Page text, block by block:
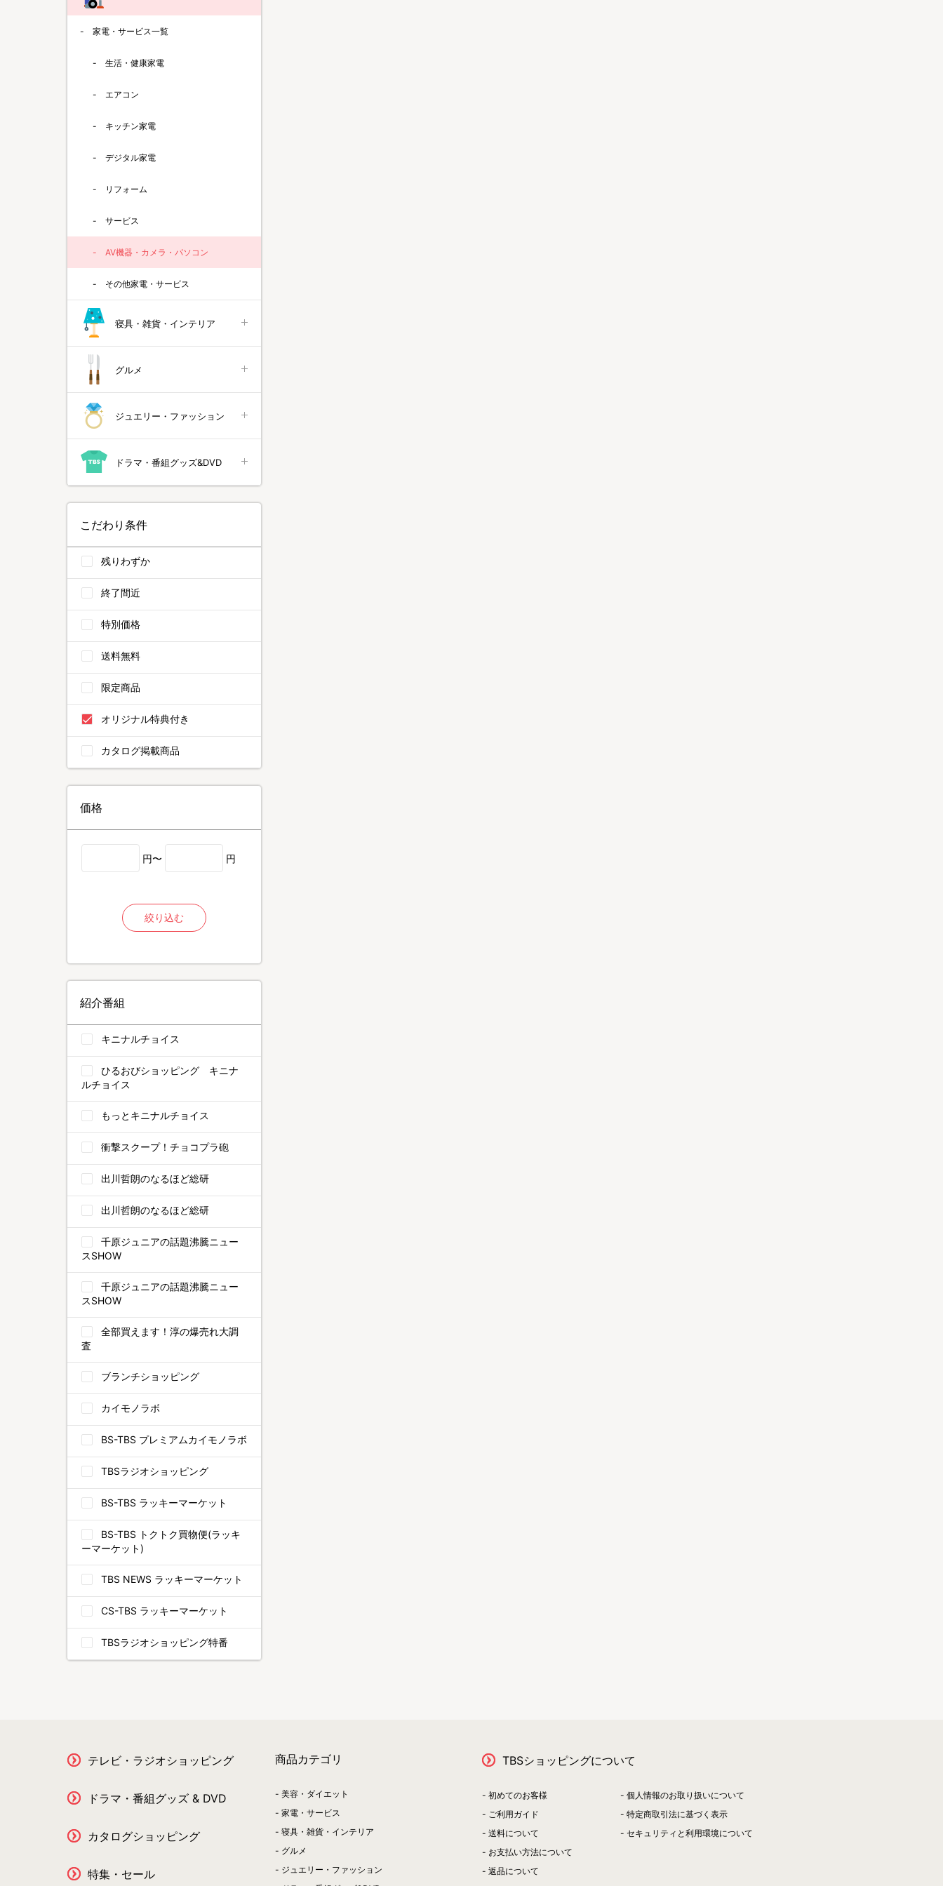
家電・サービス一覧
生活・健康家電
エアコン
キッチン家電
デジタル家電
リフォーム
サービス
AV機器・カメラ・パソコン
その他家電・サービス
寝具・雑貨・インテリア
グルメ
ジュエリー・ファッション
ドラマ・番組グッズ&DVD
こだわり条件
残りわずか
終了間近
特別価格
送料無料
限定商品
オリジナル特典付き
カタログ掲載商品
価格
円〜 円
絞り込む
紹介番組
キニナルチョイス
ひるおびショッピング キニナ
ルチョイス
もっとキニナルチョイス
衝撃スクープ！チョコプラ砲
出川哲朗のなるほど総研
出川哲朗のなるほど総研
千原ジュニアの話題沸騰ニュー
スSHOW
千原ジュニアの話題沸騰ニュー
スSHOW
全部買えます！淳の爆売れ大調
査
ブランチショッピング
カイモノラボ
BS-TBS プレミアムカイモノラボ
TBSラジオショッピング
BS-TBS ラッキーマーケット
BS-TBS トクトク買物便(ラッキ
ーマーケット)
TBS NEWS ラッキーマーケット
CS-TBS ラッキーマーケット
TBSラジオショッピング特番
テレビ・ラジオショッピング
ドラマ・番組グッズ & DVD
カタログショッピング
特集・セール
商品カテゴリ
美容・ダイエット
家電・サービス
寝具・雑貨・インテリア
グルメ
ジュエリー・ファッション
TBSショッピングについて
初めてのお客様
ご利用ガイド
送料について
お支払い方法について
返品について
個人情報のお取り扱いについて
特定商取引法に基づく表示
セキュリティと利用環境について